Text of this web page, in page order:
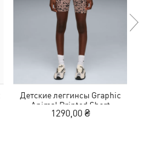
Детские леггинсы Graphic
Animal Printed Short
Leggings Youth
1290,00 ₴